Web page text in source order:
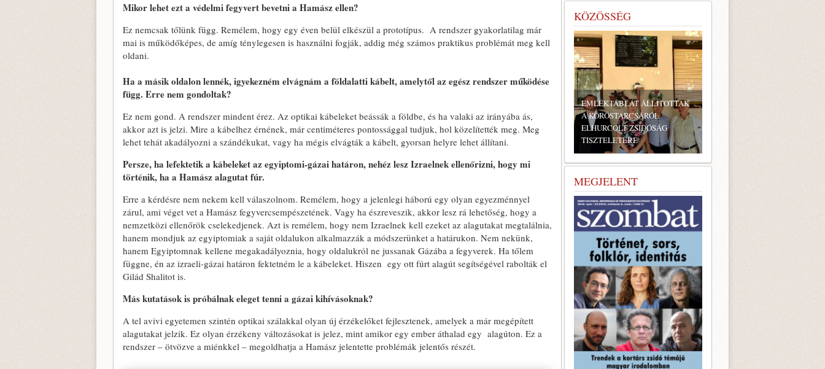
Mikor lehet ezt a védelmi fegyvert bevetni a Hamász ellen?
Ez nemcsak tőlünk függ. Remélem, hogy egy éven belül elkészül a prototípus. A rendszer gyakorlatilag már
mai is működőképes, de amíg ténylegesen is használni fogják, addig még számos praktikus problémát meg kell
oldani.
Ha a másik oldalon lennék, igyekezném elvágnám a földalatti kábelt, amelytől az egész rendszer működése
függ. Erre nem gondoltak?
Ez nem gond. A rendszer mindent érez. Az optikai kábeleket beássák a földbe, és ha valaki az irányába ás,
akkor azt is jelzi. Mire a kábelhez érnének, már centiméteres pontossággal tudjuk, hol közelítették meg. Meg
lehet tehát akadályozni a szándékukat, vagy ha mégis elvágták a kábelt, gyorsan helyre lehet állítani.
Persze, ha lefektetik a kábeleket az egyiptomi-gázai határon, nehéz lesz Izraelnek ellenőrizni, hogy mi
történik, ha a Hamász alagutat fúr.
Erre a kérdésre nem nekem kell válaszolnom. Remélem, hogy a jelenlegi háború egy olyan egyezménnyel
zárul, ami véget vet a Hamász fegyvercsempészetének. Vagy ha észreveszik, akkor lesz rá lehetőség, hogy a
nemzetközi ellenőrök cselekedjenek. Azt is remélem, hogy nem Izraelnek kell ezeket az alagutakat megtalálnia,
hanem mondjuk az egyiptomiak a saját oldalukon alkalmazzák a módszerünket a határukon. Nem nekünk,
hanem Egyiptomnak kellene megakadályoznia, hogy oldalukról ne jussanak Gázába a fegyverek. Ha tőlem
függne, én az izraeli-gázai határon fektetném le a kábeleket. Hiszen egy ott fúrt alagút segítségével rabolták el
Gilád Shalitot is.
Más kutatások is próbálnak eleget tenni a gázai kihívásoknak?
A tel avivi egyetemen szintén optikai szálakkal olyan új érzékelőket fejlesztenek, amelyek a már megépített
alagutakat jelzik. Ez olyan érzékeny változásokat is jelez, mint amikor egy ember áthalad egy alagúton. Ez a
rendszer – ötvözve a miénkkel – megoldhatja a Hamász jelentette problémák jelentős részét.
KÖZÖSSÉG
EMLÉKTÁBLÁT ÁLLÍTOTTAK
A KÖRÖSTARCSÁRÓL
ELHURCOLT ZSIDÓSÁG
TISZTELETÉRE
BONYHÁDI ZSIDÓ NAPOK
MEGJELENT